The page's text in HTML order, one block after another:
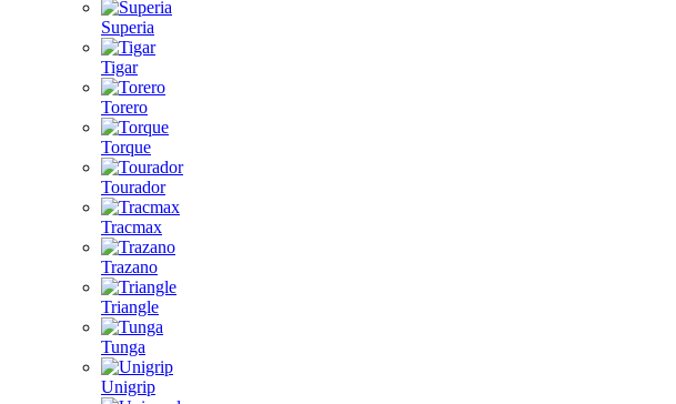
Superia
Tigar
Torero
Torque
Tourador
Tracmax
Trazano
Triangle
Tunga
Unigrip